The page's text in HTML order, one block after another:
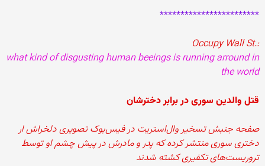
************************
:.Occupy Wall St
what kind of disgusting human beeings is running arround in
the world
قتل والدین سوری در برابر دخترشان
صفحه جنبش تسخیر وال‌استریت در فیس‌بوک تصویری دلخراش ار
دختری سوری منتشر کرده که پدر و مادرش در پیش چشم او توسط
تروریست‌های تکفیری کشته شدند